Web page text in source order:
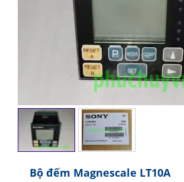
Bộ đếm Magnescale LT10A